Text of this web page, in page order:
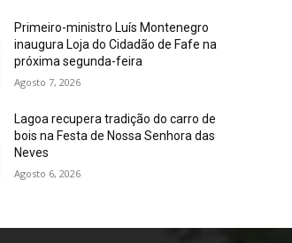
Primeiro-ministro Luís Montenegro
inaugura Loja do Cidadão de Fafe na
próxima segunda-feira
Agosto 7, 2026
Lagoa recupera tradição do carro de
bois na Festa de Nossa Senhora das
Neves
Agosto 6, 2026